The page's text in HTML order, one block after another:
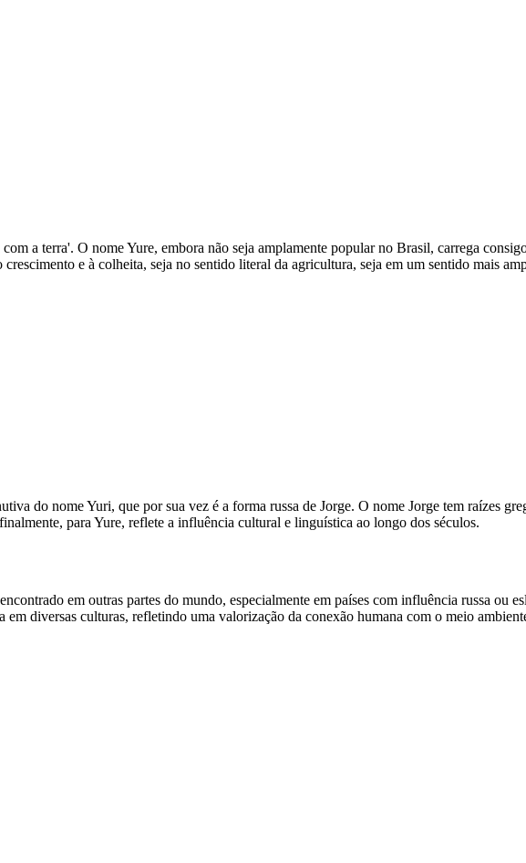
a terra'. O nome Yure, embora não seja amplamente popular no Brasil, carrega
e à colheita, seja no sentido literal da agricultura, seja em um sentido mais
do nome Yuri, que por sua vez é a forma russa de Jorge. O nome Jorge tem raízes
para Yure, reflete a influência cultural e linguística ao longo dos séculos.
em outras partes do mundo, especialmente em países com influência russa ou
em diversas culturas, refletindo uma valorização da conexão humana com o meio